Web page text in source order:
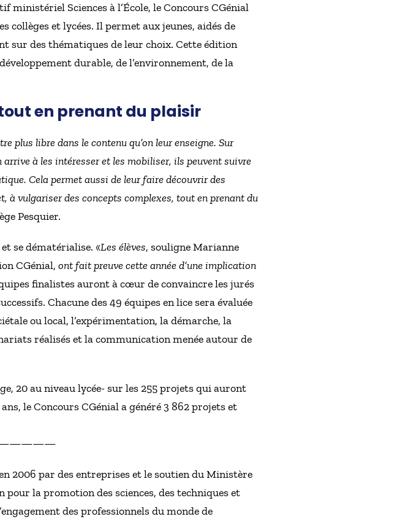
Sciences à l’École, le Concours CGénial
collèges et lycées. Il permet aux jeunes, aidés de
sur des thématiques de leur choix. Cette édition
durable, de l’environnement, de la
en prenant du plaisir
plus libre dans le contenu qu’on leur enseigne. Sur
à les intéresser et les mobiliser, ils peuvent suivre
Cela permet aussi de leur faire découvrir des
à vulgariser des concepts complexes, tout en prenant du
Pesquier.
se dématérialise. «Les élèves, souligne Marianne
CGénial, ont fait preuve cette année d’une implication
finalistes auront à cœur de convaincre les jurés
Chacune des 49 équipes en lice sera évaluée
ou local, l’expérimentation, la démarche, la
réalisés et la communication menée autour de
20 au niveau lycée- sur les 255 projets qui auront
le Concours CGénial a généré 3 862 projets et
2006 par des entreprises et le soutien du Ministère
pour la promotion des sciences, des techniques et
des professionnels du monde de